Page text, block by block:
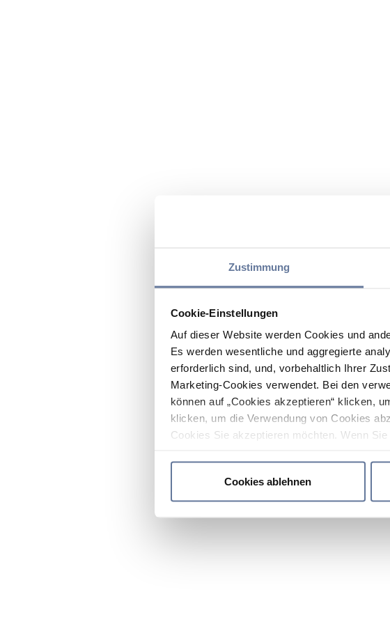
Zustimmung
Cookie-Einstellungen
Auf dieser Website werden Cookies und
Es werden wesentliche und aggregierte
erforderlich sind, und, vorbehaltlich Ihrer
Marketing-Cookies verwendet. Bei den
können auf „Cookies akzeptieren“ klicken,
klicken, um die Verwendung von Cookies
Cookies Sie akzeptieren möchten. Wenn
Cookies ablehnen